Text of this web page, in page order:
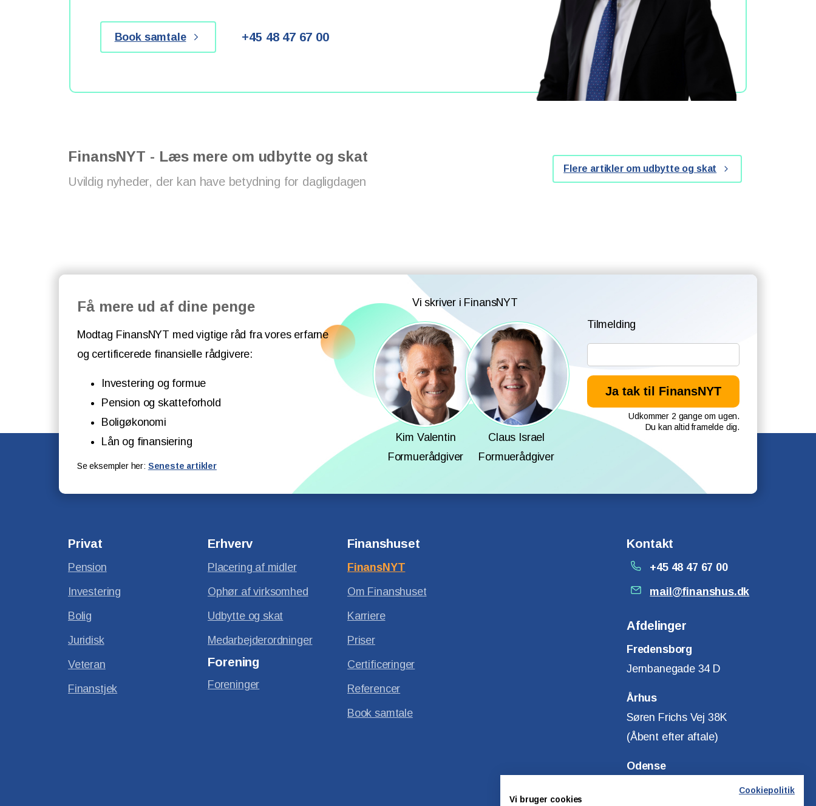
Book samtale +45 48 47 67 00
FinansNYT - Læs mere om udbytte og skat
Uvildig nyheder, der kan have betydning for dagligdagen
Flere artikler om udbytte og skat
Få mere ud af dine penge
Modtag FinansNYT med vigtige råd fra vores erfarne
og certificerede finansielle rådgivere:
Investering og formue
Pension og skatteforhold
Boligøkonomi
Lån og finansiering
Se eksempler her: Seneste artikler
Vi skriver i FinansNYT
Kim Valentin
Formuerådgiver
Claus Israel
Formuerådgiver
Tilmelding
Udkommer 2 gange om ugen.
Du kan altid framelde dig.
Privat
Pension
Investering
Bolig
Juridisk
Veteran
Finanstjek
Erhverv
Placering af midler
Ophør af virksomhed
Udbytte og skat
Medarbejderordninger
Forening
Foreninger
Finanshuset
FinansNYT
Om Finanshuset
Karriere
Priser
Certificeringer
Referencer
Book samtale
Kontakt
+45 48 47 67 00
mail@finanshus.dk
Afdelinger
Fredensborg
Jernbanegade 34 D
Århus
Søren Frichs Vej 38K
(Åbent efter aftale)
Odense
Cookiepolitik
Vi bruger cookies